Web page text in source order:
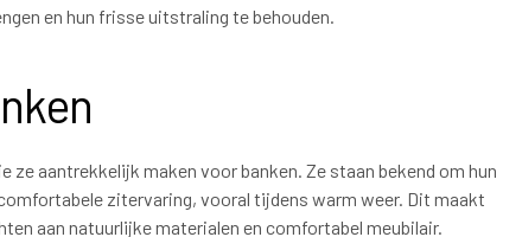
en hun frisse uitstraling te behouden.
aantrekkelijk maken voor banken. Ze staan bekend om hun
zitervaring, vooral tijdens warm weer. Dit maakt
aan natuurlijke materialen en comfortabel meubilair.